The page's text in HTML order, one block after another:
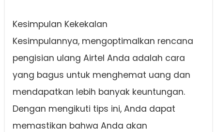
Kesimpulan Kekekalan
Kesimpulannya, mengoptimalkan rencana
pengisian ulang Airtel Anda adalah cara
yang bagus untuk menghemat uang dan
mendapatkan lebih banyak keuntungan.
Dengan mengikuti tips ini, Anda dapat
memastikan bahwa Anda akan